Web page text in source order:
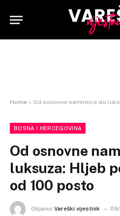
Home » Od osnovne namirnice do
BOSNA I HERCEGOVINA
Od osnovne
luksuza: Hljeb
od 100 posto
Objavio Vareški vijestnik